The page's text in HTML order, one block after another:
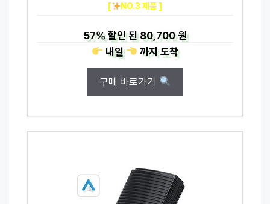
[ NO.3 제품 ]
57%할인 된80,700 원
내일
까지도착
구매 바로가기